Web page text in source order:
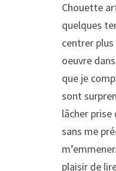
Chouette
quelques
centrer plus
oeuvre
que je
sont
lâcher
sans me
plaisir de